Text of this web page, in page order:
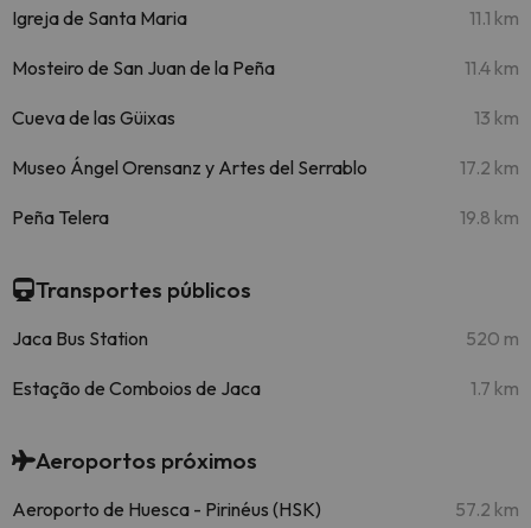
Igreja de Santa Maria 11.1 km
Mosteiro de San Juan de la Peña 11.4 km
Cueva de las Güixas 13 km
Museo Ángel Orensanz y Artes del Serrablo 17.2 km
Peña Telera 19.8 km
Transportes públicos
Jaca Bus Station 520 m
Estação de Comboios de Jaca 1.7 km
Aeroportos próximos
Aeroporto de Huesca - Pirinéus (HSK) 57.2 km